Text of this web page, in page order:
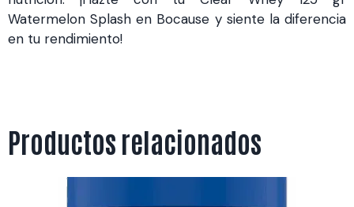
Watermelon Splash en Bocause y siente la diferencia
en tu rendimiento!
Productos relacionados